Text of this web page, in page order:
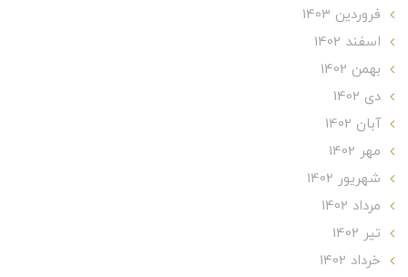
فروردین 1403
اسفند 1402
بهمن 1402
دی 1402
آبان 1402
مهر 1402
شهریور 1402
مرداد 1402
تير 1402
خرداد 1402